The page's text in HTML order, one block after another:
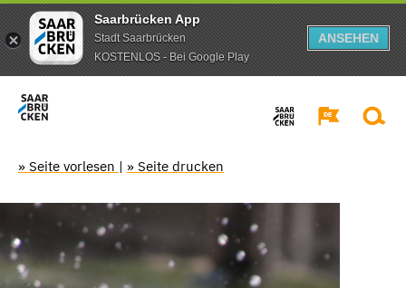
Saarbrücken App
Stadt Saarbrücken
KOSTENLOS - Bei Google Play
ANSEHEN
» Seite vorlesen | » Seite drucken